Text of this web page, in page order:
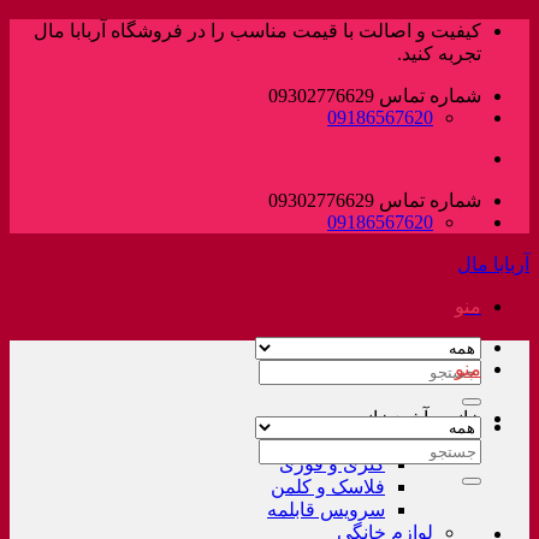
پرش
کیفیت و اصالت با قیمت مناسب را در فروشگاه آربابا مال
تجربه کنید.
شماره تماس 09302776629
09186567620
شماره تماس 09302776629
09186567620
آربابا مال
منو
جستجو
خانه و آشپزخانه
لوازم خانگی غیر برقی
کتری و قوری
فلاسک و کلمن
سرویس قابلمه
لوازم خانگی
منو
جستجو